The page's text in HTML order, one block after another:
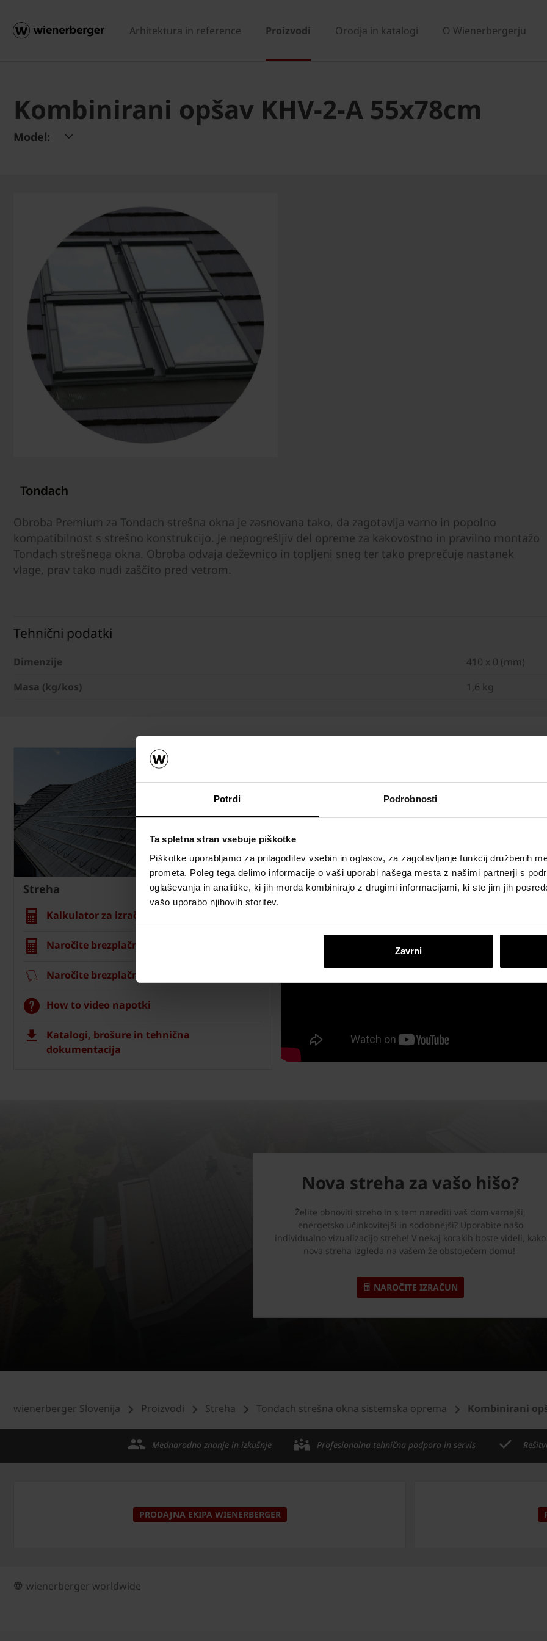
Potrdi Podrobnosti
Ta spletna stran vsebuje piškotke
Piškotke uporabljamo za prilagoditev vsebin in oglasov, za zagotavljanje funkcij družbenih
prometa. Poleg tega delimo informacije o vaši uporabi našega mesta z našimi partnerji s
oglaševanja in analitike, ki jih morda kombinirajo z drugimi informacijami, ki ste jim jih
vašo uporabo njihovih storitev.
Zavrni
Arhitektura in reference Proizvodi Orodja in katalogi O Wienerbergerju
Kombinirani opšav KHV-2-A 55x78cm
Model:
Obroba Premium za Tondach strešna okna je zasnovana tako, da zagotavlja varno in popolno
kompatibilnost s strešno konstrukcijo. Je nepogrešljiv del opreme za kakovostno in pravilno montažo
Tondach strešnega okna. Obroba odvaja deževnico in topljeni sneg ter tako preprečuje nastanek
vlage, prav tako nudi zaščito pred vetrom.
Tehnični podatki
Dimenzije
410 x 0 (mm)
Masa (kg/kos)
1,6 kg
Streha
Kalkulator za izračun strehe
Naročite brezplačni izračun material
Naročite brezplačni vzorec strešnika
How to video napotki
Katalogi, brošure in tehnična
dokumentacija
Nova streha za vašo hišo?
Želite obnoviti streho in s tem narediti vaš dom varnejši,
energetsko učinkovitejši in sodobnejši? Uporabite našo
individualno vizualizacijo strehe! V nekaj korakih boste videli, kako
nova streha izgleda na vašem že obstoječem domu!
NAROČITE IZRAČUN
wienerberger Slovenija Proizvodi Streha Tondach strešna okna sistemska oprema Kombinirani
Mednarodno znanje in izkušnje Profesionalna tehnična podpora in servis
PRODAJNA EKIPA WIENERBERGER
wienerberger worldwide